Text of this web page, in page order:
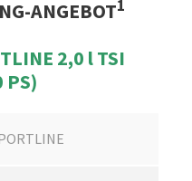
ANGEBOT1
2,0 l TSI
PS)